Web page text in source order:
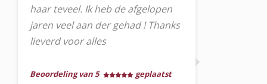
haar teveel. Ik heb de afgelopen
jaren veel aan der gehad ! Thanks
lieverd voor alles
Beoordeling van 5
geplaatst